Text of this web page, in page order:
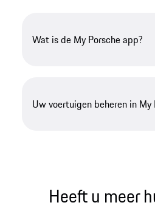
Wat is de My Porsche app?
Uw voertuigen beheren in My
Heeft u meer